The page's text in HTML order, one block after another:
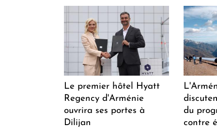
Le premier hôtel Hyatt
Regency d'Arménie
ouvrira ses portes à
Dilijan
du
contre